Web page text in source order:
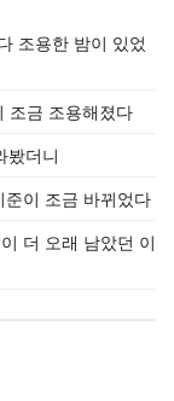
조용한 밤이 있었
조금 조용해졌다
봤더니
이 조금 바뀌었다
더 오래 남았던 이